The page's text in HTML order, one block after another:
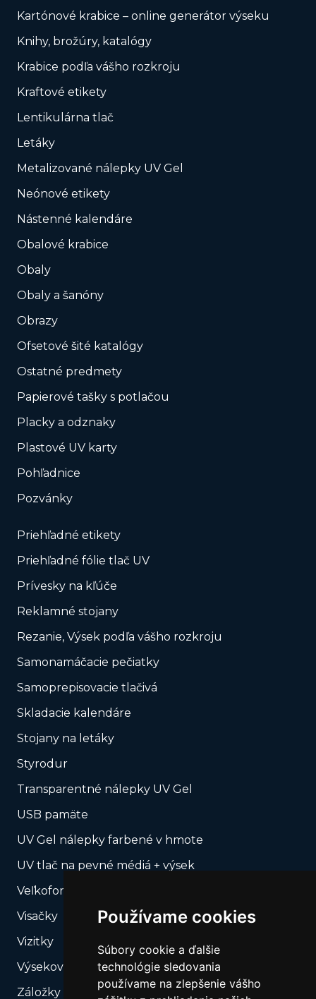
Používame cookies
Súbory cookie a ďalšie
technológie sledovania
používame na zlepšenie vášho
Kartónové krabice – online generátor výseku
Knihy, brožúry, katalógy
Krabice podľa vášho rozkroju
Kraftové etikety
Lentikulárna tlač
Letáky
Metalizované nálepky UV Gel
Neónové etikety
Nástenné kalendáre
Obalové krabice
Obaly
Obaly a šanóny
Obrazy
Ofsetové šité katalógy
Ostatné predmety
Papierové tašky s potlačou
Placky a odznaky
Plastové UV karty
Pohľadnice
Pozvánky
Priehľadné etikety
Priehľadné fólie tlač UV
Prívesky na kľúče
Reklamné stojany
Rezanie, Výsek podľa vášho rozkroju
Samonamáčacie pečiatky
Samoprepisovacie tlačivá
Skladacie kalendáre
Stojany na letáky
Styrodur
Transparentné nálepky UV Gel
USB pamäte
UV Gel nálepky farbené v hmote
UV tlač na pevné médiá + výsek
Veľkoformátová tlač
Visačky
Vizitky
Výsekové produkty – Naše výsekové formy
Záložky do kníh